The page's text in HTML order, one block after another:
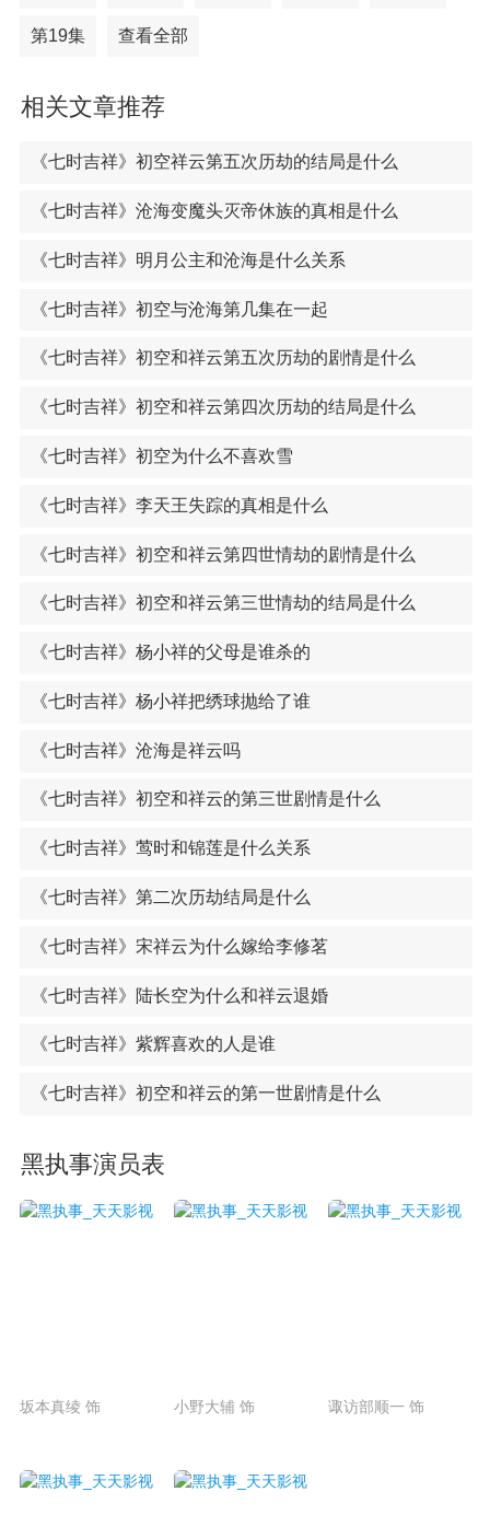
第19集 查看全部
相关文章推荐
《七时吉祥》初空祥云第五次历劫的结局是什么
《七时吉祥》沧海变魔头灭帝休族的真相是什么
《七时吉祥》明月公主和沧海是什么关系
《七时吉祥》初空与沧海第几集在一起
《七时吉祥》初空和祥云第五次历劫的剧情是什么
《七时吉祥》初空和祥云第四次历劫的结局是什么
《七时吉祥》初空为什么不喜欢雪
《七时吉祥》李天王失踪的真相是什么
《七时吉祥》初空和祥云第四世情劫的剧情是什么
《七时吉祥》初空和祥云第三世情劫的结局是什么
《七时吉祥》杨小祥的父母是谁杀的
《七时吉祥》杨小祥把绣球抛给了谁
《七时吉祥》沧海是祥云吗
《七时吉祥》初空和祥云的第三世剧情是什么
《七时吉祥》莺时和锦莲是什么关系
《七时吉祥》第二次历劫结局是什么
《七时吉祥》宋祥云为什么嫁给李修茗
《七时吉祥》陆长空为什么和祥云退婚
《七时吉祥》紫辉喜欢的人是谁
《七时吉祥》初空和祥云的第一世剧情是什么
黑执事演员表
坂本真绫 饰 小野大辅 饰 诹访部顺一 饰